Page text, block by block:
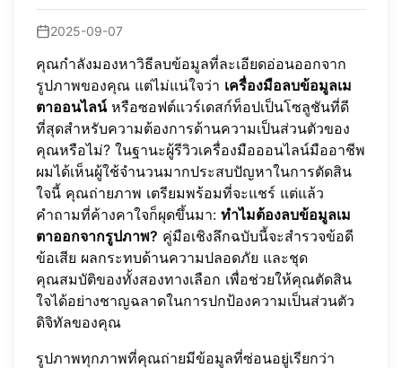
2025-09-07
คุณกำลังมองหาวิธีลบข้อมูลที่ละเอียดอ่อนออกจาก
รูปภาพของคุณ แต่ไม่แน่ใจว่า เครื่องมือลบข้อมูลเม
ตาออนไลน์หรือซอฟต์แวร์เดสก์ท็อปเป็นโซลูชันที่ดี
ที่สุดสำหรับความต้องการด้านความเป็นส่วนตัวของ
คุณหรือไม่? ในฐานะผู้รีวิวเครื่องมือออนไลน์มืออาชีพ
ผมได้เห็นผู้ใช้จำนวนมากประสบปัญหาในการตัดสิน
ใจนี้ คุณถ่ายภาพ เตรียมพร้อมที่จะแชร์ แต่แล้ว
คำถามที่ค้างคาใจก็ผุดขึ้นมา: ทำไมต้องลบข้อมูลเม
ตาออกจากรูปภาพ? คู่มือเชิงลึกฉบับนี้จะสำรวจข้อดี
ข้อเสีย ผลกระทบด้านความปลอดภัย และชุด
คุณสมบัติของทั้งสองทางเลือก เพื่อช่วยให้คุณตัดสิน
ใจได้อย่างชาญฉลาดในการปกป้องความเป็นส่วนตัว
ดิจิทัลของคุณ
รูปภาพทุกภาพที่คุณถ่ายมีข้อมูลที่ซ่อนอยู่เรียกว่า